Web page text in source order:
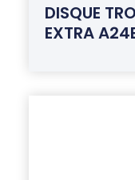
DISQUE
EXTRA